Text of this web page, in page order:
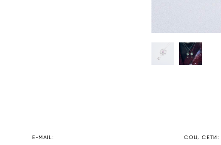
E-MAIL: СОЦ. СЕТИ: